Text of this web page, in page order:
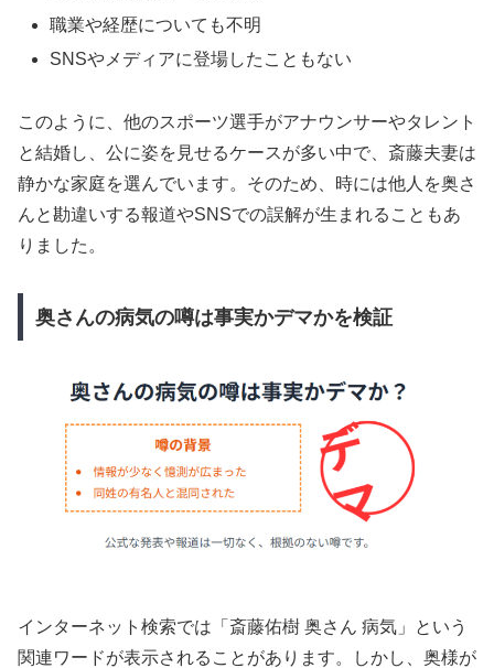
職業や経歴についても不明
SNSやメディアに登場したこともない
このように、他のスポーツ選手がアナウンサーやタレント
と結婚し、公に姿を見せるケースが多い中で、斎藤夫妻は
静かな家庭を選んでいます。そのため、時には他人を奥さ
んと勘違いする報道やSNSでの誤解が生まれることもあ
りました。
奥さんの病気の噂は事実かデマかを検証
インターネット検索では「斎藤佑樹 奥さん 病気」という
関連ワードが表示されることがあります。しかし、奥様が